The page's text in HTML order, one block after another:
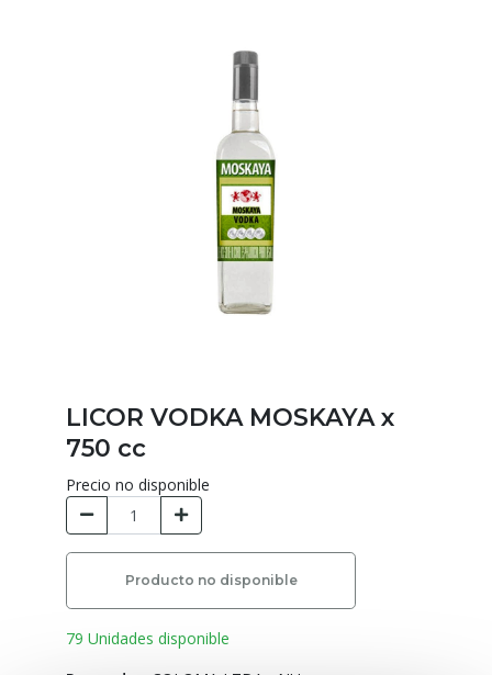
LICOR VODKA MOSKAYA x
750 cc
Precio no disponible
Producto no disponible
79 Unidades disponible